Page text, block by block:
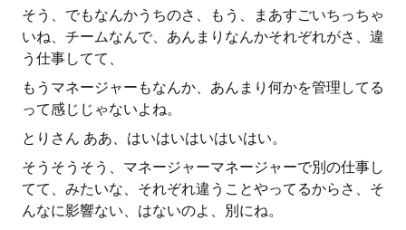
そう、でもなんかうちのさ、もう、まあすごいちっちゃ
いね、チームなんで、あんまりなんかそれぞれがさ、違
う仕事してて、
もうマネージャーもなんか、あんまり何かを管理してる
って感じじゃないよね。
とりさん ああ、はいはいはいはいはい。
そうそうそう、マネージャーマネージャーで別の仕事し
てて、みたいな、それぞれ違うことやってるからさ、そ
んなに影響ない、はないのよ、別にね。